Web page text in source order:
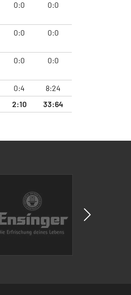
0:0 0:0
0:0 0:0
0:0 0:0
0:4
8:24
2:10 33:64